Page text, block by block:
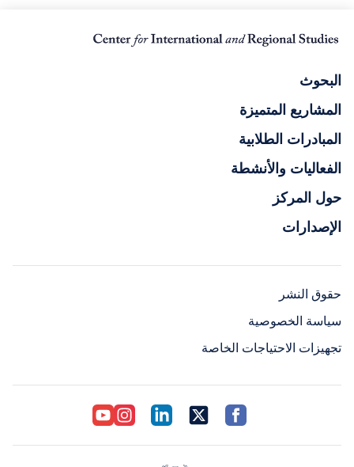
البحوث
المشاريع المتميزة
المبادرات الطلابية
الفعاليات والأنشطة
حول المركز
الإصدارات
حقوق النشر
سياسة الخصوصية
تجهيزات الاحتياجات الخاصة